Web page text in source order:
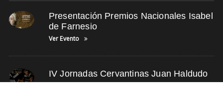
Presentación Premios Nacionales Isabel
de Farnesio
Ver Evento
IV Jornadas Cervantinas Juan Haldudo